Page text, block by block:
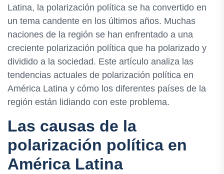
Latina, la polarización política se ha convertido en
un tema candente en los últimos años. Muchas
naciones de la región se han enfrentado a una
creciente polarización política que ha polarizado y
dividido a la sociedad. Este artículo analiza las
tendencias actuales de polarización política en
América Latina y cómo los diferentes países de la
región están lidiando con este problema.
Las causas de la
polarización política en
América Latina